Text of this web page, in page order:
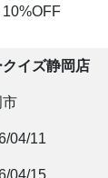
クイズ静岡店
市
04/11
04/15